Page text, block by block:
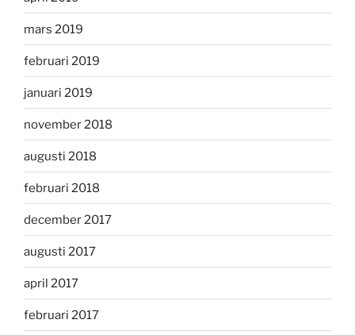
mars 2019
februari 2019
januari 2019
november 2018
augusti 2018
februari 2018
december 2017
augusti 2017
april 2017
februari 2017